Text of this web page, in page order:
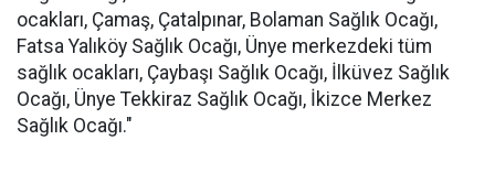
ocakları, Çamaş, Çatalpınar, Bolaman Sağlık Ocağı,
Fatsa Yalıköy Sağlık Ocağı, Ünye merkezdeki tüm
sağlık ocakları, Çaybaşı Sağlık Ocağı, İlküvez Sağlık
Ocağı, Ünye Tekkiraz Sağlık Ocağı, İkizce Merkez
Sağlık Ocağı."